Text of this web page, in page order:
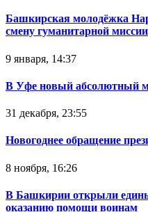
Башкирская молодёжка
смену гуманитарной
9 января, 14:37
В Уфе новый абсолютный
31 декабря, 23:55
Новогоднее обращение
8 ноября, 16:26
В Башкирии открыли
оказанию помощи воинам